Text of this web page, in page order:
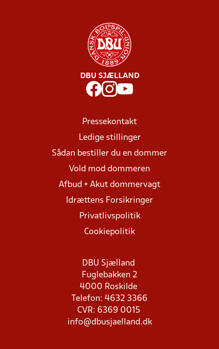
DBU SJÆLLAND
Pressekontakt
Ledige stillinger
Sådan bestiller du en dommer
Vold mod dommeren
Afbud + Akut dommervagt
Idrættens Forsikringer
Privatlivspolitik
Cookiepolitik
DBU Sjælland
Fuglebakken 2
4000 Roskilde
Telefon: 4632 3366
CVR: 6369 0015
info@dbusjaelland.dk